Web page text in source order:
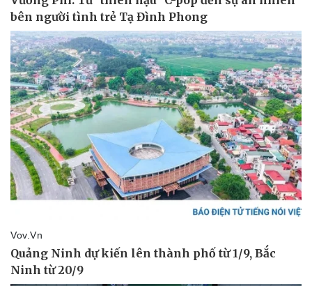
Sức khỏe
Dinh dưỡng - món ngon
Đời sống